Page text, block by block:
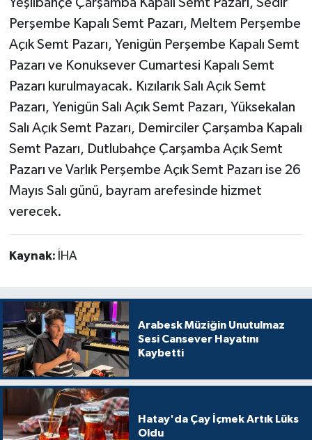
Perşembe Kapalı Semt Pazarı, Meltem Perşembe
Açık Semt Pazarı, Yenigün Perşembe Kapalı Semt
Pazarı ve Konuksever Cumartesi Kapalı Semt
Pazarı kurulmayacak. Kızılarık Salı Açık Semt
Pazarı, Yenigün Salı Açık Semt Pazarı, Yüksekalan
Salı Açık Semt Pazarı, Demirciler Çarşamba Kapalı
Semt Pazarı, Dutlubahçe Çarşamba Açık Semt
Pazarı ve Varlık Perşembe Açık Semt Pazarı ise 26
Mayıs Salı günü, bayram arefesinde hizmet
verecek.
Kaynak: İHA
Arabesk Müziğin Unutulmaz
Sesi Cansever Hayatını
Kaybetti
Hatay'da Çay İçmek Artık Lüks
Oldu